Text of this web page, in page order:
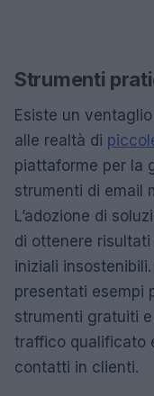
Strumenti
Esiste un
alle realtà di
piattaforme per la
strumenti di email
L’adozione di
di ottenere
iniziali
presentati esempi
strumenti gratuiti
traffico qualificato
contatti in clienti.